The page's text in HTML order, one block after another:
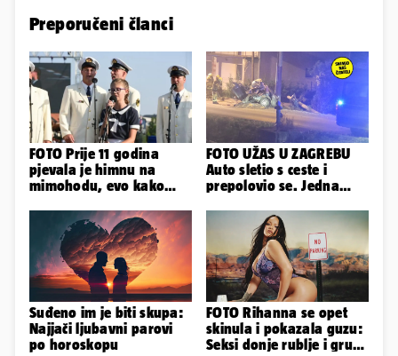
Preporučeni članci
FOTO Prije 11 godina
pjevala je himnu na
mimohodu, evo kako
Negovetić
FOTO UŽAS U ZAGREBU
Auto sletio s ceste i
prepolovio se. Jedna
Suđeno im je biti skupa:
Najjači ljubavni parovi
po horoskopu
FOTO Rihanna se opet
skinula i pokazala guzu:
Seksi donje rublje i grudi